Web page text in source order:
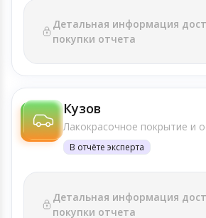
Детальная информация
покупки отчета
Кузов
Лакокрасочное покрытие и
В отчёте эксперта
Детальная информация
покупки отчета